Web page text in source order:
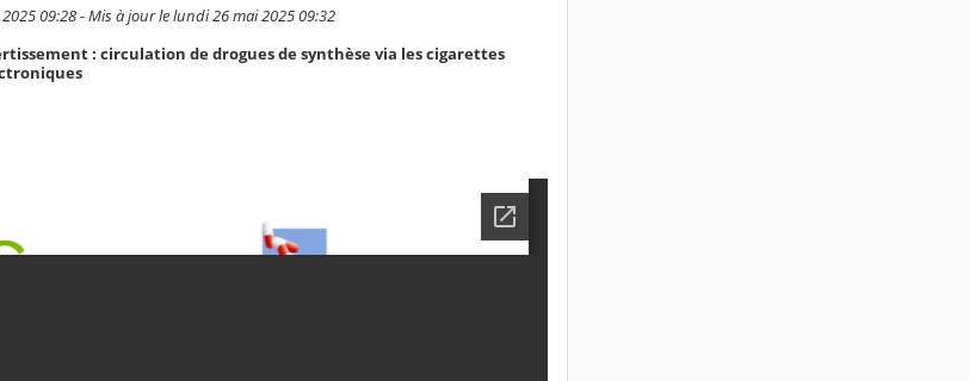
09:28 - Mis à jour le lundi 26 mai 2025 09:32
: circulation de drogues de synthèse via les cigarettes